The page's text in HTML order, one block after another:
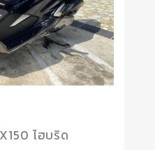
ไฮบริด